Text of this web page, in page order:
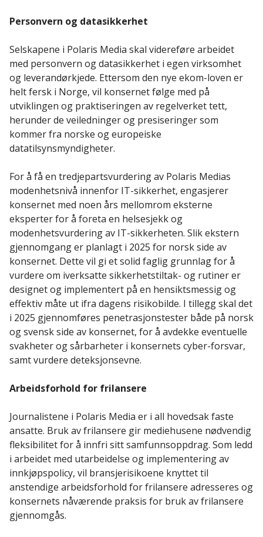
Personvern og datasikkerhet
Selskapene i Polaris Media skal videreføre arbeidet
med personvern og datasikkerhet i egen virksomhet
og leverandørkjede. Ettersom den nye ekom-loven er
helt fersk i Norge, vil konsernet følge med på
utviklingen og praktiseringen av regelverket tett,
herunder de veiledninger og presiseringer som
kommer fra norske og europeiske
datatilsynsmyndigheter.
For å få en tredjepartsvurdering av Polaris Medias
modenhetsnivå innenfor IT-sikkerhet, engasjerer
konsernet med noen års mellomrom eksterne
eksperter for å foreta en helsesjekk og
modenhetsvurdering av IT-sikkerheten. Slik ekstern
gjennomgang er planlagt i 2025 for norsk side av
konsernet. Dette vil gi et solid faglig grunnlag for å
vurdere om iverksatte sikkerhetstiltak- og rutiner er
designet og implementert på en hensiktsmessig og
effektiv måte ut ifra dagens risikobilde. I tillegg skal det
i 2025 gjennomføres penetrasjonstester både på norsk
og svensk side av konsernet, for å avdekke eventuelle
svakheter og sårbarheter i konsernets cyber-forsvar,
samt vurdere deteksjonsevne.
Arbeidsforhold for frilansere
Journalistene i Polaris Media er i all hovedsak faste
ansatte. Bruk av frilansere gir mediehusene nødvendig
fleksibilitet for å innfri sitt samfunnsoppdrag. Som ledd
i arbeidet med utarbeidelse og implementering av
innkjøpspolicy, vil bransjerisikoene knyttet til
anstendige arbeidsforhold for frilansere adresseres og
konsernets nåværende praksis for bruk av frilansere
gjennomgås.